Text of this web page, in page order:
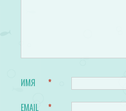
ИМЯ *
EMAIL *